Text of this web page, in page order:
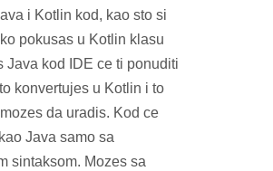
i Kotlin kod, kao sto si
pokusas u Kotlin klasu
Java kod IDE ce ti ponuditi
konvertujes u Kotlin i to
da uradis. Kod ce
Java samo sa
sintaksom. Mozes sa